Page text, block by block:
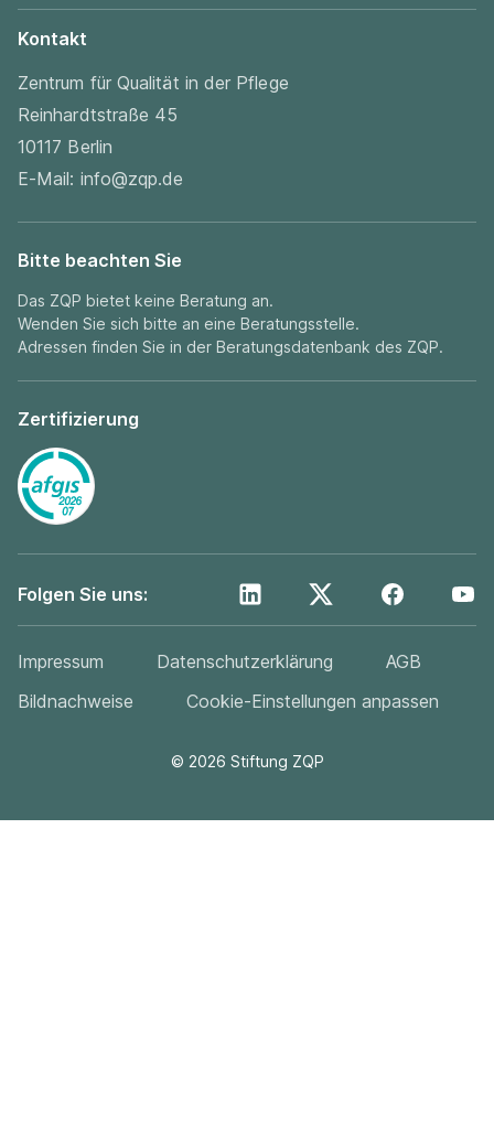
Kontakt
Zentrum für Qualität in der Pflege
Reinhardtstraße 45
10117 Berlin
E-Mail: info@zqp.de
Bitte beachten Sie
Das ZQP bietet keine Beratung an.
Wenden Sie sich bitte an eine Beratungsstelle.
Adressen finden Sie in der Beratungsdatenbank des ZQP.
Zertifizierung
Folgen Sie uns:
© 2026 Stiftung ZQP
Impressum Datenschutzerklärung
AGB
Bildnachweise
Cookie-Einstellungen anpassen